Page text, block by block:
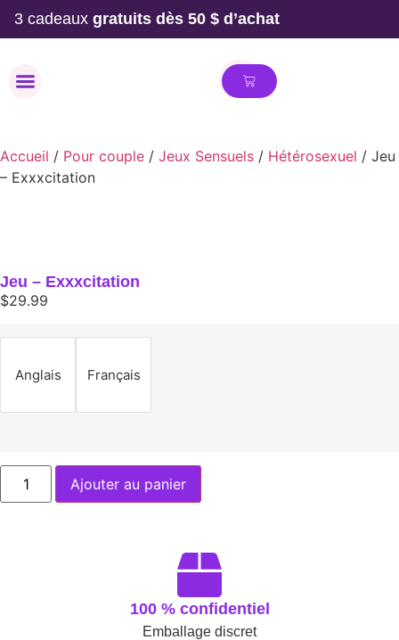
3 cadeaux gratuits dès 50 $ d’achat
Accueil / Pour couple / Jeux Sensuels / Hétérosexuel / Jeu
– Exxxcitation
Jeu – Exxxcitation
$29.99
Anglais Français
Ajouter au panier
100 % confidentiel
Emballage discret